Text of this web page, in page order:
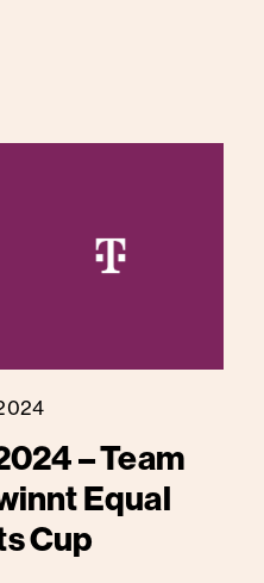
– Team
Equal
Cup